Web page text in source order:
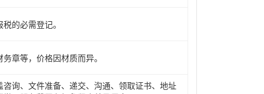
的必需登记。
章等，价格因材质而异。
询、文件准备、递交、沟通、领取证书、地址